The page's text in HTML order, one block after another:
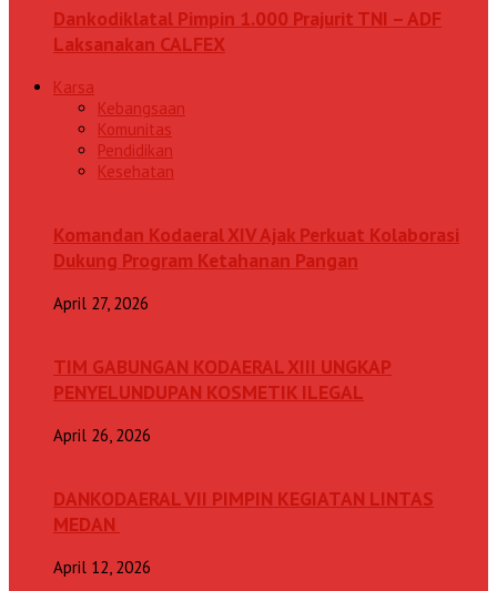
Dankodiklatal Pimpin 1.000 Prajurit TNI – ADF
Laksanakan CALFEX
Karsa
Kebangsaan
Komunitas
Pendidikan
Kesehatan
Komandan Kodaeral XIV Ajak Perkuat Kolaborasi
Dukung Program Ketahanan Pangan
April 27, 2026
TIM GABUNGAN KODAERAL XIII UNGKAP
PENYELUNDUPAN KOSMETIK ILEGAL
April 26, 2026
DANKODAERAL VII PIMPIN KEGIATAN LINTAS
MEDAN
April 12, 2026